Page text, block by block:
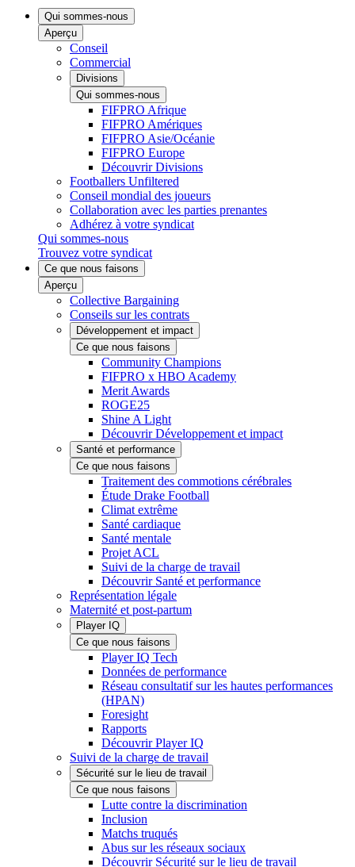
Qui sommes-nous
Aperçu
Conseil
Commercial
Divisions
Qui sommes-nous
FIFPRO Afrique
FIFPRO Amériques
FIFPRO Asie/Océanie
FIFPRO Europe
Découvrir Divisions
Footballers Unfiltered
Conseil mondial des joueurs
Collaboration avec les parties prenantes
Adhérez à votre syndicat
Qui sommes-nous
Trouvez votre syndicat
Ce que nous faisons
Aperçu
Collective Bargaining
Conseils sur les contrats
Développement et impact
Ce que nous faisons
Community Champions
FIFPRO x HBO Academy
Merit Awards
ROGE25
Shine A Light
Découvrir Développement et impact
Santé et performance
Ce que nous faisons
Traitement des commotions cérébrales
Étude Drake Football
Climat extrême
Santé cardiaque
Santé mentale
Projet ACL
Suivi de la charge de travail
Découvrir Santé et performance
Représentation légale
Maternité et post-partum
Player IQ
Ce que nous faisons
Player IQ Tech
Données de performance
Réseau consultatif sur les hautes performances
(HPAN)
Foresight
Rapports
Découvrir Player IQ
Suivi de la charge de travail
Sécurité sur le lieu de travail
Ce que nous faisons
Lutte contre la discrimination
Inclusion
Matchs truqués
Abus sur les réseaux sociaux
Découvrir Sécurité sur le lieu de travail